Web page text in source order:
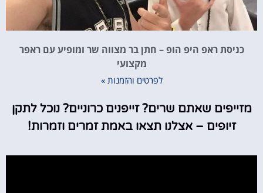
כניסת ראפ היפ הופ – חתן בר מצווה שר ומופיע עם ראפר
מקצועי
לפרטים והזמנות »
מזייפים שאתם שרים? זייפנים כרוניים? נוכל לתקן
זיופים – אצלנו תצאו באמת זמרים וזמרות!